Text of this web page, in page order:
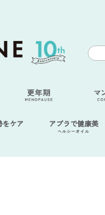
をケア アブラで健康美
ヘルシーオイル